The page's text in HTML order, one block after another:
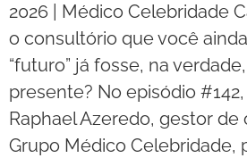
2026 | Médico Celebridade
o consultório que você
“futuro” já fosse, na
presente? No episódio
Raphael Azeredo, gestor de
Grupo Médico Celebridade,